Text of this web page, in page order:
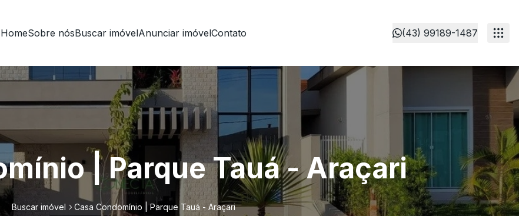
HomeSobre nósBuscar imóvelAnunciar imóvelContato (43) 99189-1487
| Parque Tauá - Araçari
Buscar imóvel Casa Condomínio | Parque Tauá - Araçari